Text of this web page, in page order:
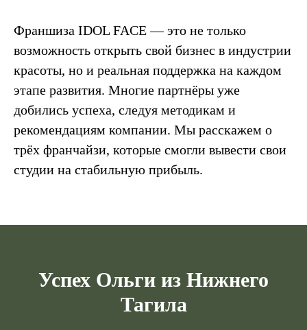
Франшиза IDOL FACE — это не только
возможность открыть свой бизнес в индустрии
красоты, но и реальная поддержка на каждом
этапе развития. Многие партнёры уже
добились успеха, следуя методикам и
рекомендациям компании. Мы расскажем о
трёх франчайзи, которые смогли вывести свои
студии на стабильную прибыль.
Успех Ольги из Нижнего
Тагила